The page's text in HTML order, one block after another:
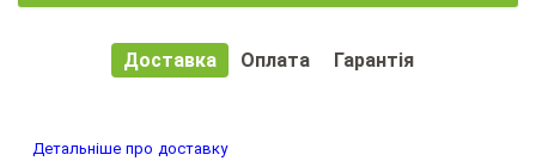
Доставка Оплата Гарантія
Детальніше про доставку